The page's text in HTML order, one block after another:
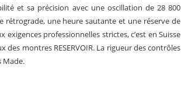
et sa précision avec une oscillation de 28 800
rétrograde, une heure sautante et une réserve de
professionnelles strictes, c’est en Suisse
montres RESERVOIR. La rigueur des contrôles
Made.